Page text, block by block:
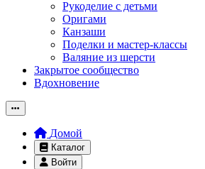
Рукоделие с детьми
Оригами
Канзаши
Поделки и мастер-классы
Валяние из шерсти
Закрытое сообщество
Вдохновение
Домой
Каталог
Войти